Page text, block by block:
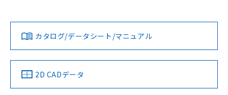
ダウンロードデータをご利用いただく前に、以下を必ずお読
みください。
ソフトウェアの使用条件
対応済み
中国 RoHS 注意事項・凡例
カタログ/データシート/マニュアル
2D CADデータ